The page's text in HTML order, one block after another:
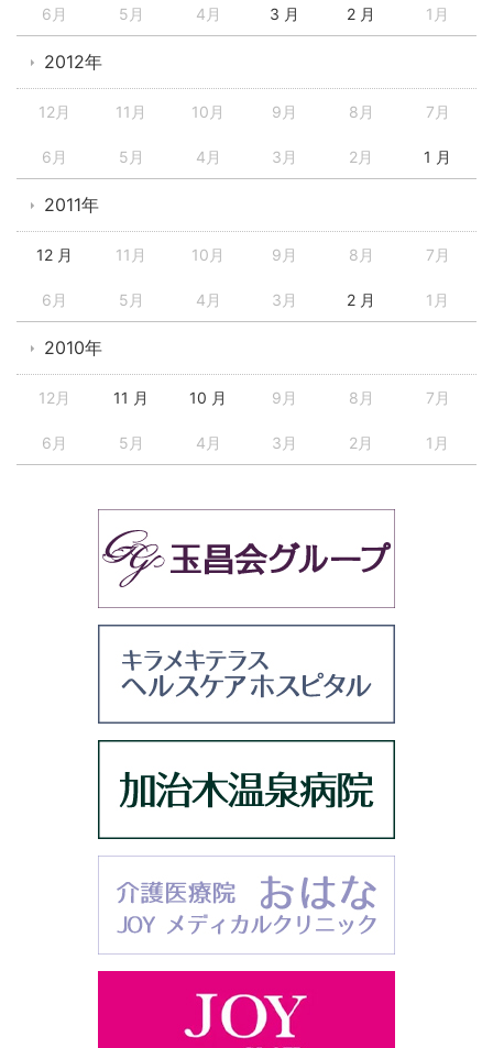
6月 5月 4月 3 月 2 月 1月
2012年
12月 11月 10月 9月 8月 7月
6月 5月 4月 3月 2月 1 月
2011年
12 月 11月 10月 9月 8月 7月
6月 5月 4月 3月 2 月 1月
2010年
12月 11 月 10 月 9月 8月 7月
6月 5月 4月 3月 2月 1月